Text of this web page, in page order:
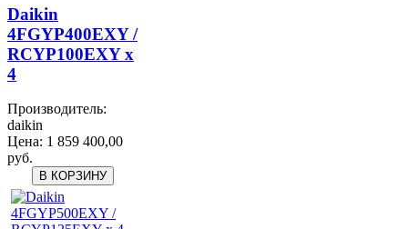
Daikin
4FGYP400EXY /
RCYP100EXY x
4
Производитель:
daikin
Цена: 1 859 400,00
руб.